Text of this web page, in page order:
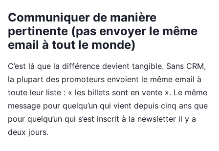
Communiquer de manière
pertinente (pas envoyer le même
email à tout le monde)
C’est là que la différence devient tangible. Sans CRM,
la plupart des promoteurs envoient le même email à
toute leur liste : « les billets sont en vente ». Le même
message pour quelqu’un qui vient depuis cinq ans que
pour quelqu’un qui s’est inscrit à la newsletter il y a
deux jours.